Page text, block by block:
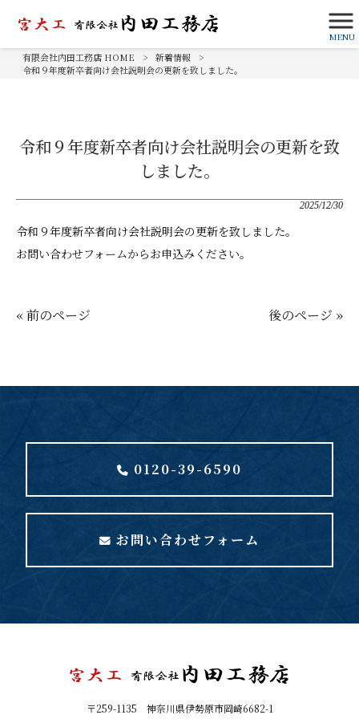
MENU
有限会社内田工務店 HOME > 新着情報
>
令和９年度新卒者向け会社説明会の更新を致しました。
令和９年度新卒者向け会社説明会の更新を致
しました。
2025/12/30
令和９年度新卒者向け会社説明会の更新を致しました。
お問い合わせフォームからお申込みください。
« 前のページ 後のページ »
0120-39-6590
お問い合わせフォーム
〒259-1135 神奈川県伊勢原市岡崎6682-1